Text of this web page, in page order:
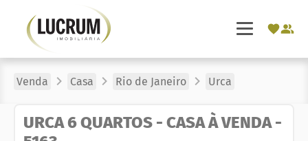
Venda Casa Rio de Janeiro Urca
URCA 6 QUARTOS - CASA À VENDA -